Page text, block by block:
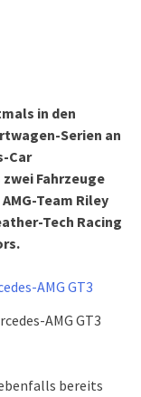
in den
Serien an
Car
Fahrzeuge
Team Riley
Tech Racing
AMG GT3
bereits